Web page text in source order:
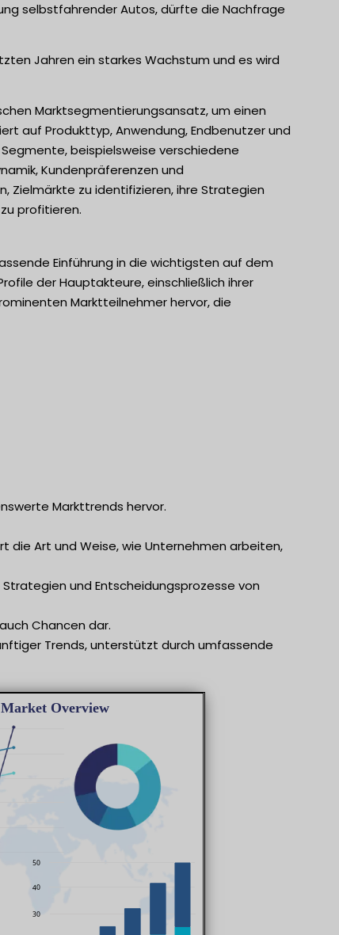
selbstfahrender Autos, dürfte die Nachfrage
Jahren ein starkes Wachstum und es wird
Marktsegmentierungsansatz, um einen
auf Produkttyp, Anwendung, Endbenutzer und
beispielsweise verschiedene
Kundenpräferenzen und
Zielmärkte zu identifizieren, ihre Strategien
profitieren.
Einführung in die wichtigsten auf dem
der Hauptakteure, einschließlich ihrer
Marktteilnehmer hervor, die
Markttrends hervor.
die Art und Weise, wie Unternehmen arbeiten,
und Entscheidungsprozesse von
Chancen dar.
Trends, unterstützt durch umfassende